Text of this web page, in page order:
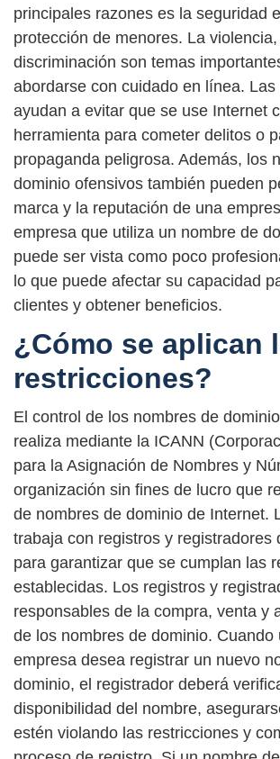
principales razones es la seguridad
protección de menores. La
discriminación son temas
abordarse con cuidado en línea.
ayudan a evitar que se use Internet
herramienta para cometer delitos o
propaganda peligrosa. Además, los
dominio ofensivos también pueden
marca y la reputación de una
empresa que utiliza un nombre de
puede ser vista como poco
lo que puede afectar su capacidad
clientes y obtener beneficios.
¿Cómo se aplican
restricciones?
El control de los nombres de
realiza mediante la ICANN
para la Asignación de Nombres y
organización sin fines de lucro que
de nombres de dominio de Internet.
trabaja con registros y registradores
para garantizar que se cumplan las
establecidas. Los registros y
responsables de la compra, venta y
de los nombres de dominio. Cuando
empresa desea registrar un nuevo
dominio, el registrador deberá
disponibilidad del nombre,
estén violando las restricciones y